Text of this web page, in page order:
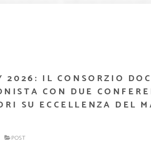
2026: IL CONSORZIO
CON DUE
SU ECCELLENZA DEL
POST